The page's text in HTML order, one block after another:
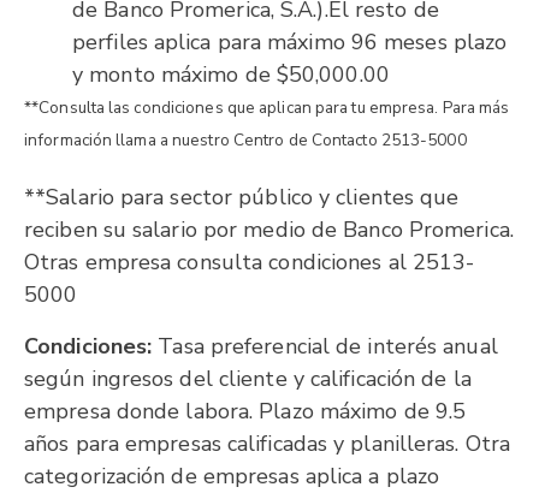
de Banco Promerica, S.A.).El resto de
perfiles aplica para máximo 96 meses plazo
y monto máximo de $50,000.00
**Consulta las condiciones que aplican para tu empresa. Para más
información llama a nuestro Centro de Contacto 2513-5000
**Salario para sector público y clientes que
reciben su salario por medio de Banco Promerica.
Otras empresa consulta condiciones al 2513-
5000
Condiciones: Tasa preferencial de interés anual
según ingresos del cliente y calificación de la
empresa donde labora. Plazo máximo de 9.5
años para empresas calificadas y planilleras. Otra
categorización de empresas aplica a plazo